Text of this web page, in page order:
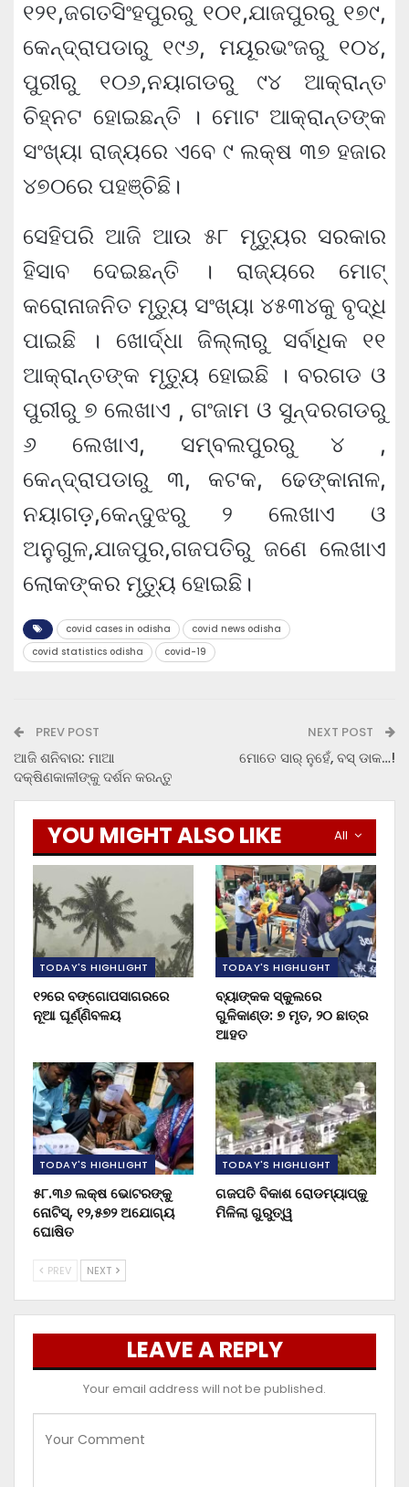
୧୨୧,ଜଗତସିଂହପୁରରୁ ୧୦୧,ଯାଜପୁରରୁ ୧୭୯,
କେନ୍ଦ୍ରାପଡାରୁ ୧୯୬, ମୟୂରଭଂଜରୁ ୧୦୪,
ପୁରୀରୁ ୧୦୬,ନୟାଗଡରୁ ୯୪ ଆକ୍ରାନ୍ତ
ଚିହ୍ନଟ ହୋଇଛନ୍ତି । ମୋଟ ଆକ୍ରାନ୍ତଙ୍କ
ସଂଖ୍ୟା ରାଜ୍ୟରେ ଏବେ ୯ ଲକ୍ଷ ୩୭ ହଜାର
୪୭୦ରେ ପହଞ୍ଚିଛି।
ସେହିପରି ଆଜି ଆଉ ୫୮ ମୃତ୍ୟୁର ସରକାର
ହିସାବ ଦେଇଛନ୍ତି । ରାଜ୍ୟରେ ମୋଟ୍
କରୋନାଜନିତ ମୃତ୍ୟୁ ସଂଖ୍ୟା ୪୫୩୪କୁ ବୃଦ୍ଧି
ପାଇଛି । ଖୋର୍ଦ୍ଧା ଜିଲ୍ଲାରୁ ସର୍ବାଧିକ ୧୧
ଆକ୍ରାନ୍ତଙ୍କ ମୃତ୍ୟୁ ହୋଇଛି । ବରଗଡ ଓ
ପୁରୀରୁ ୭ ଲେଖାଏ , ଗଂଜାମ ଓ ସୁନ୍ଦରଗଡରୁ
୬ ଲେଖାଏ, ସମ୍ବଲପୁରରୁ ୪ ,
କେନ୍ଦ୍ରାପଡାରୁ ୩, କଟକ, ଢେଙ୍କାନାଳ,
ନୟାଗଡ଼,କେନ୍ଦୁଝରୁ ୨ ଲେଖାଏ ଓ
ଅନୁଗୁଳ,ଯାଜପୁର,ଗଜପତିରୁ ଜଣେ ଲେଖାଏ
ଲୋକଙ୍କର ମୃତ୍ୟୁ ହୋଇଛି।
covid cases in odisha
covid news odisha
covid statistics odisha
covid-19
PREV POST
ଆଜି ଶନିବାର: ମାଆ
ଦକ୍ଷିଣକାଳୀଙ୍କୁ ଦର୍ଶନ କରନ୍ତୁ
NEXT POST
ମୋତେ ସାର୍ ନୁହେଁ, ବସ୍ ଡାକ…!
All
YOU MIGHT ALSO LIKE
TODAY'S HIGHLIGHT
୧୨ରେ ବଙ୍ଗୋପସାଗରରେ
ନୂଆ ଘୂର୍ଣ୍ଣିବଳୟ
TODAY'S HIGHLIGHT
ବ୍ୟାଙ୍କକ ସ୍କୁଲରେ
ଗୁଳିକାଣ୍ଡ: ୭ ମୃତ, ୨୦ ଛାତ୍ର
ଆହତ
TODAY'S HIGHLIGHT
୫୮.୩୬ ଲକ୍ଷ ଭୋଟରଙ୍କୁ
ନୋଟିସ୍‌, ୧୨,୫୭୨ ଅଯୋଗ୍ୟ
ଘୋଷିତ
TODAY'S HIGHLIGHT
ଗଜପତି ବିକାଶ ରୋଡମ୍ୟାପ୍‌କୁ
ମିଳିଲା ଗୁରୁତ୍ୱ
PREV NEXT
LEAVE A REPLY
Your email address will not be published.